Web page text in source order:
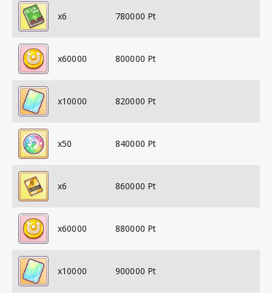
x6 780000 Pt
x60000 800000 Pt
x10000 820000 Pt
x50 840000 Pt
x6 860000 Pt
x60000 880000 Pt
x10000 900000 Pt